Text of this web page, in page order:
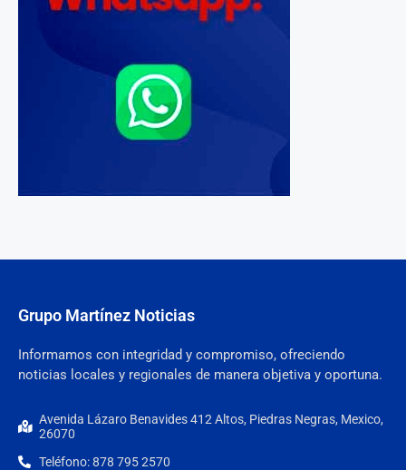
Grupo Martínez Noticias
Informamos con integridad y compromiso, ofreciendo
noticias locales y regionales de manera objetiva y oportuna.
Avenida Lázaro Benavides 412 Altos, Piedras Negras, Mexico,
26070
Teléfono: 878 795 2570